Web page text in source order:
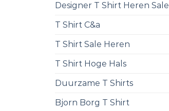
Designer T Shirt Heren Sale
T Shirt C&a
T Shirt Sale Heren
T Shirt Hoge Hals
Duurzame T Shirts
Bjorn Borg T Shirt